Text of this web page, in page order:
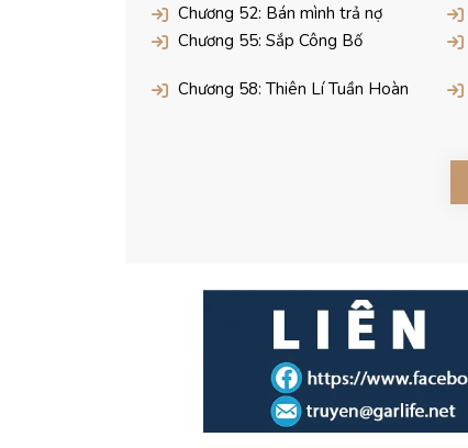
Chương 52: Bán mình trả nợ
Chương 55: Sắp Công Bố
Chương 58: Thiên Lí Tuần Hoàn